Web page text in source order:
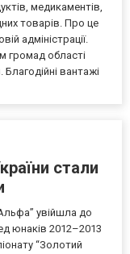
медикаментів,
товарів. Про це
адміністрації.
громад області
вантажі
стали
увійшла до
юнаків 2012–2013
“Золотий